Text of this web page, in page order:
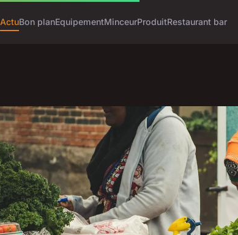
ActuBon planEquipementMinceurProduitRestaurant bar